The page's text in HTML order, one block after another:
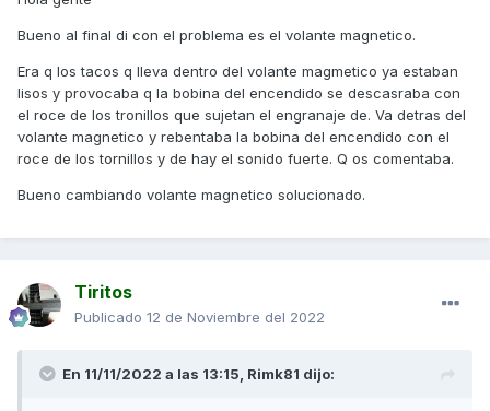
Bueno al final di con el problema es el volante magnetico.
Era q los tacos q lleva dentro del volante magmetico ya estaban
lisos y provocaba q la bobina del encendido se descasraba con
el roce de los tronillos que sujetan el engranaje de. Va detras del
volante magnetico y rebentaba la bobina del encendido con el
roce de los tornillos y de hay el sonido fuerte. Q os comentaba.
Bueno cambiando volante magnetico solucionado.
Tiritos
Publicado 12 de Noviembre del 2022
En 11/11/2022 a las 13:15, Rimk81 dijo: